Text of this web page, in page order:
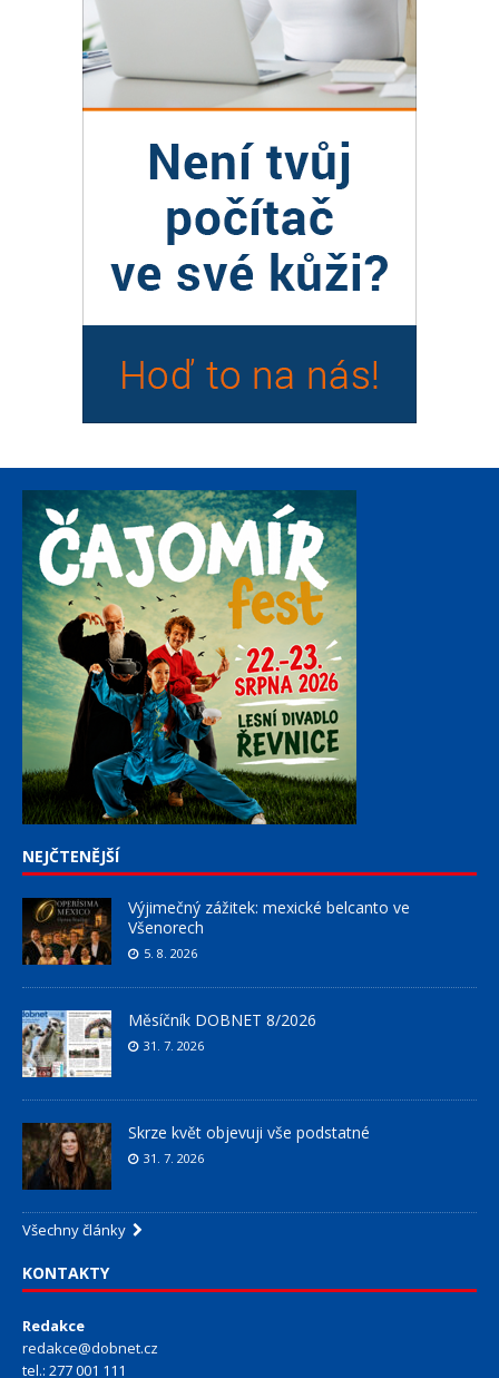
NEJČTENĚJŠÍ
Výjimečný zážitek: mexické belcanto ve
Všenorech
5. 8. 2026
Měsíčník DOBNET 8/2026
31. 7. 2026
Skrze květ objevuji vše podstatné
31. 7. 2026
Všechny články
KONTAKTY
Redakce
redakce@dobnet.cz
tel.: 277 001 111